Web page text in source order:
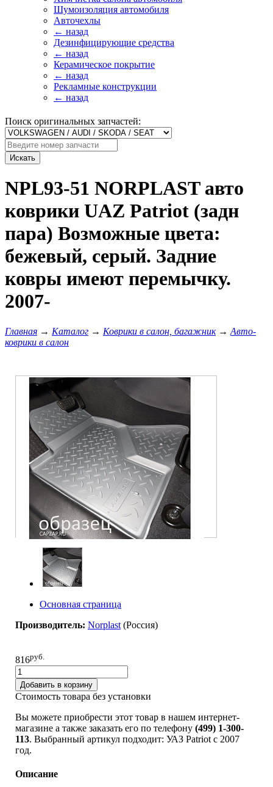
Шумоизоляция автомобиля
Авточехлы
← назад
Дезинфицирующие средства
← назад
Керамическое покрытие
← назад
Рекламные конструкции
← назад
Поиск оригинальных запчастей:
Искать
NPL93-51 NORPLAST авто
коврики UAZ Patriot (задн
пара) Возможные цвета:
бежевый, серый. Задние
ковры имеют перемычку.
2007-
Главная → Каталог → Коврики в салон, багажник → Авто-
коврики в салон
Основная страница
Производитель: Norplast (Pоссия)
816руб.
Добавить в корзину
Стоимость товара без установки
Вы можете приобрести этот товар в нашем интернет-
магазине а также заказать его по телефону (499) 1-300-
113. Выбранный артикул подходит: УАЗ Patriot c 2007
год.
Описание